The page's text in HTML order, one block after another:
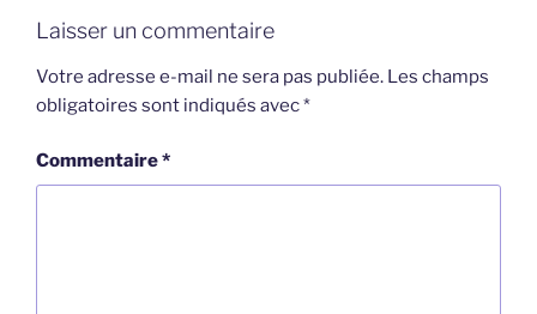
Laisser un commentaire
Votre adresse e-mail ne sera pas publiée. Les champs
obligatoires sont indiqués avec*
Commentaire*